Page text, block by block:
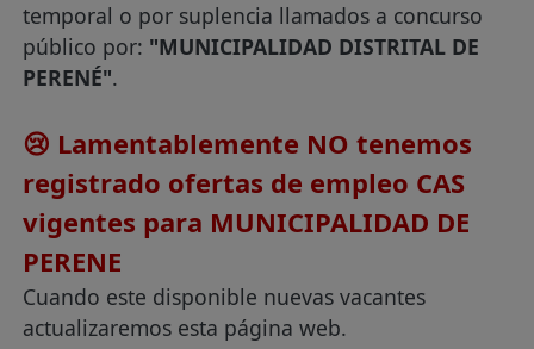
temporal o por suplencia llamados a concurso
público por: "MUNICIPALIDAD DISTRITAL DE
PERENÉ".
😢 Lamentablemente NO tenemos
registrado ofertas de empleo CAS
vigentes para MUNICIPALIDAD DE
PERENE
Cuando este disponible nuevas vacantes
actualizaremos esta página web.